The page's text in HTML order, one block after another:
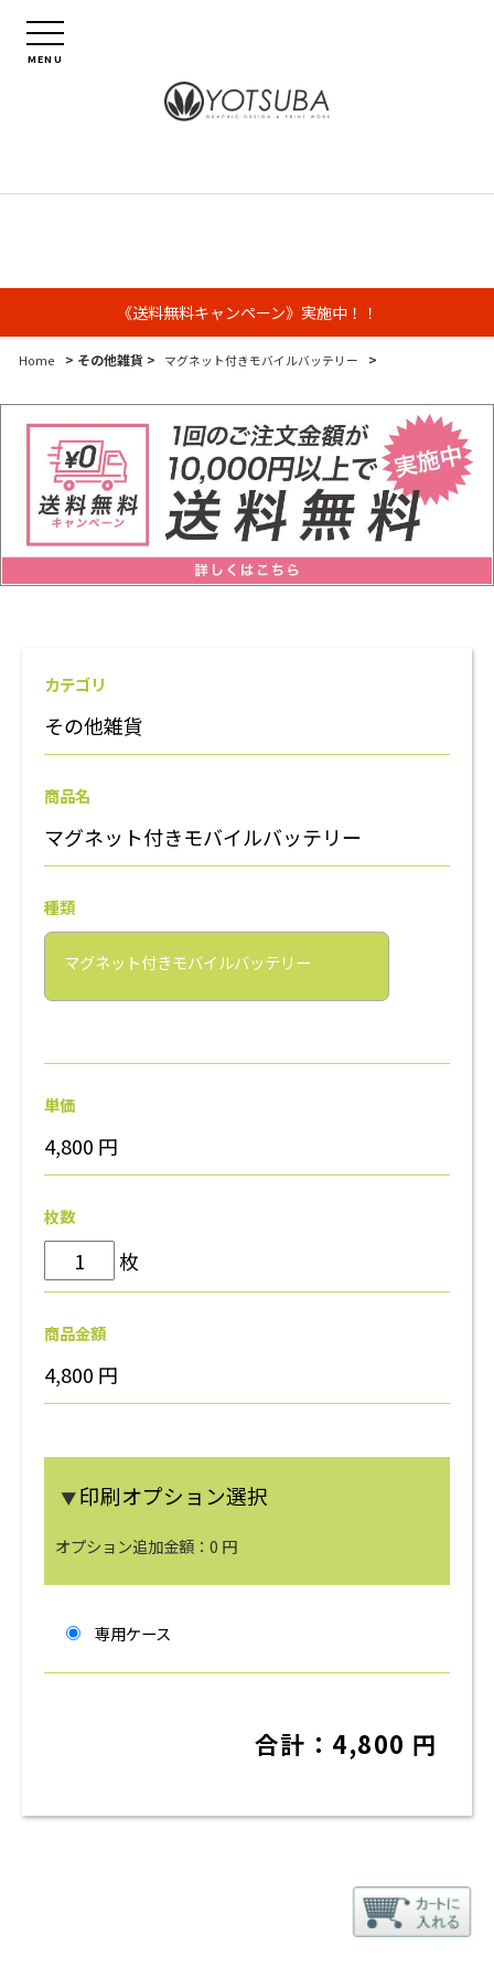
MENU
《送料無料キャンペーン》実施中！！
Home > その他雑貨 > マグネット付きモバイルバッテリー >
カテゴリ
その他雑貨
商品名
マグネット付きモバイルバッテリー
種類
マグネット付きモバイルバッテリー
単価
4,800 円
枚数
枚
商品金額
4,800 円
▼印刷オプション選択
オプション追加金額： 0 円
専用ケース
合計： 4,800 円